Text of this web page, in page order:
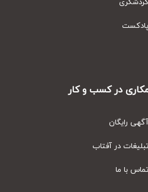
در کسب و کار
رایگان
در آفتاب
با ما